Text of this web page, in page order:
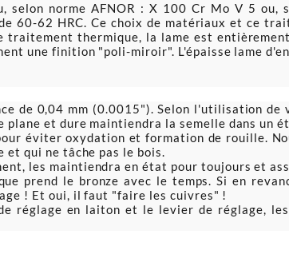
selon normeAFNOR : X 100 Cr Mo V 5 ou,
60-62 HRC. Ce choix de matériaux et ce
traitement thermique, la lame est
une finition "poli-miroir". L'épaisse lame
de 0,04 mm (0.0015"). Selon l'utilisation
plane et dure maintiendra la semelle dans un
éviter oxydation et formation de rouille.
et qui ne tâche pas le bois.
les maintiendra en état pour toujours et
prend le bronze avec le temps. Si en
! Et oui, il faut "faire les cuivres" !
réglage en laiton et le levier de réglage,